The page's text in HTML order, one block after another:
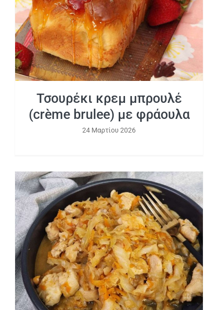
Τσουρέκι κρεμ μπρουλέ
(crème brulee) με φράουλα
24 Μαρτίου 2026
Κοτόπουλο με λάχανο κατσαρόλας